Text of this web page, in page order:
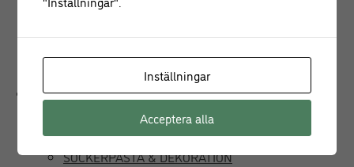
Delikatesser
SOCKERPASTA & DEKORATION
Inställningar
Acceptera alla